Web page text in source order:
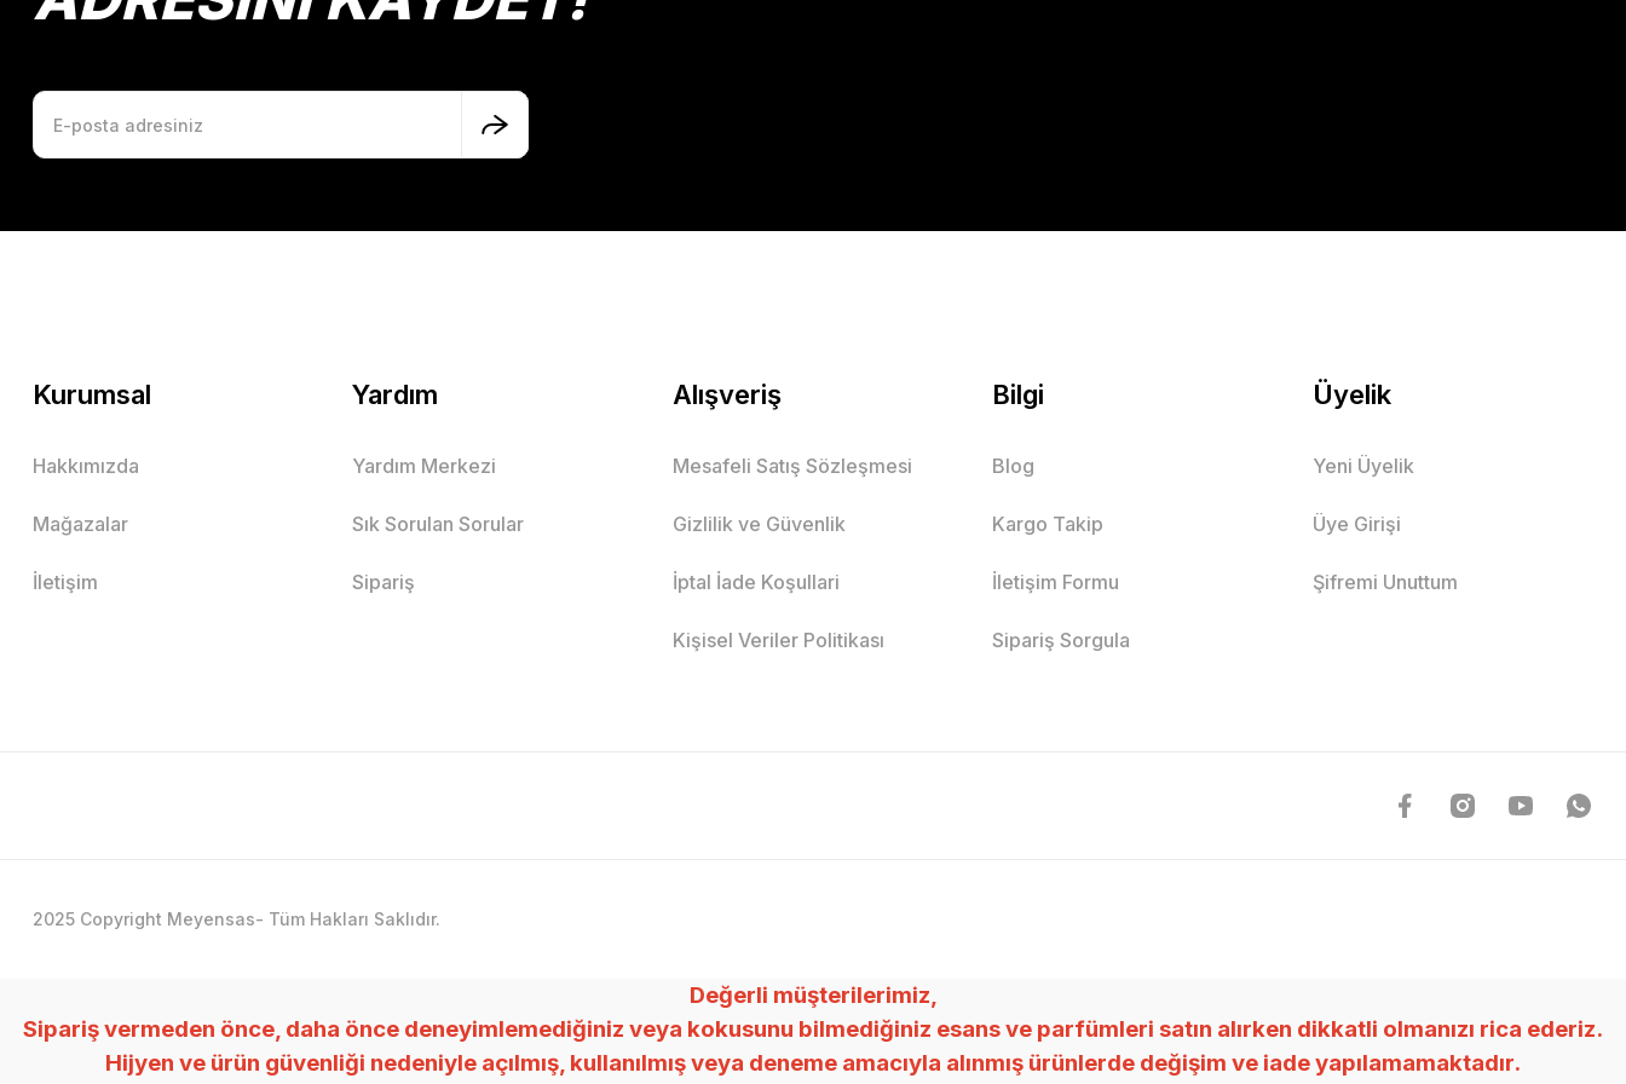
Kurumsal
Hakkımızda
Mağazalar
İletişim
Yardım
Yardım Merkezi
Sık Sorulan Sorular
Sipariş
Alışveriş
Mesafeli Satış Sözleşmesi
Gizlilik ve Güvenlik
İptal İade Koşullari
Kişisel Veriler Politikası
Bilgi
Blog
Kargo Takip
İletişim Formu
Sipariş Sorgula
Üyelik
Yeni Üyelik
Üye Girişi
Şifremi Unuttum
2025 Copyright Meyensas- Tüm Hakları Saklıdır.
Değerli müşterilerimiz,
Sipariş vermeden önce, daha önce deneyimlemediğiniz veya kokusunu bilmediğiniz esans ve parfümleri satın alırken dikkatli olmanızı rica ederiz.
Hijyen ve ürün güvenliği nedeniyle açılmış, kullanılmış veya deneme amacıyla alınmış ürünlerde değişim ve iade yapılamamaktadır.